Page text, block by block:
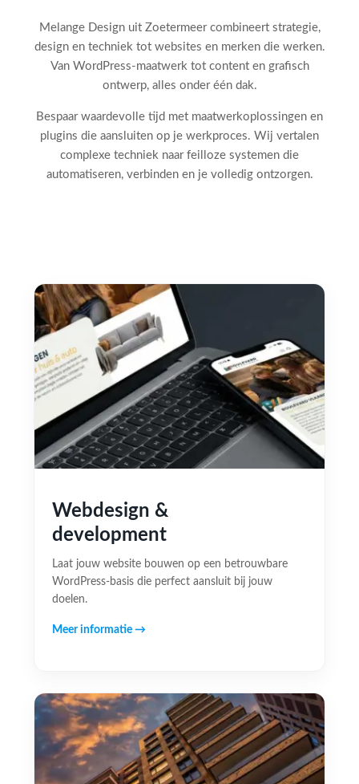
Melange Design uit Zoetermeer combineert strategie,
design en techniek tot websites en merken die werken.
Van WordPress-maatwerk tot content en grafisch
ontwerp, alles onder één dak.
Bespaar waardevolle tijd met maatwerkoplossingen en
plugins die aansluiten op je werkproces. Wij vertalen
complexe techniek naar feilloze systemen die
automatiseren, verbinden en je volledig ontzorgen.
Webdesign &
development
Laat jouw website bouwen op een betrouwbare
WordPress-basis die perfect aansluit bij jouw
doelen.
Meer informatie →